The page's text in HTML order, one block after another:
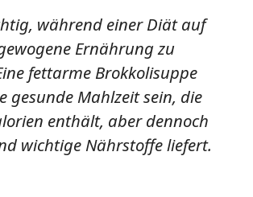
während einer Diät auf
Ernährung zu
fettarme Brokkolisuppe
gesunde Mahlzeit sein, die
enthält, aber dennoch
wichtige Nährstoffe liefert.